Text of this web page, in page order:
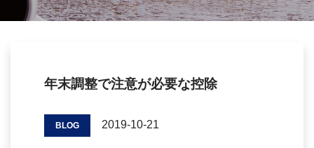
年末調整で注意が必要な控除
BLOG 2019-10-21